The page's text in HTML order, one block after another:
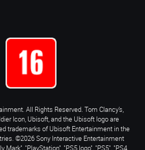
All Rights Reserved. Tom Clancy’s,
Icon, Ubisoft, and the Ubisoft logo are
trademarks of Ubisoft Entertainment in the
©2026 Sony Interactive Entertainment
Mark", "PlayStation", "PS5 logo", "PS5", "PS4